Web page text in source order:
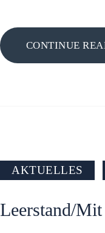
CONTINUE
AKTUELLES
Leerstand/